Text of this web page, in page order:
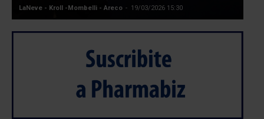
LaNeve - Kroll -Mombelli - Areco - 19/03/2026 15:30